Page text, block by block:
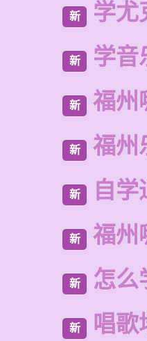
新 学尤
新 学音
新 福州
新 福州
新 自
新 福州
新 怎么
新 唱歌